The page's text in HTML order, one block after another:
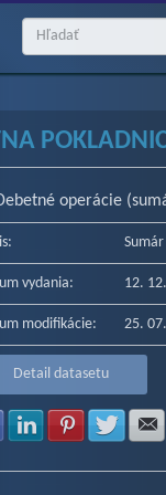
operácie
vydania: 12.
modifikácie: 25.
Detail datasetu
Zdielať na Facebook
Zdielať na
Zdielať